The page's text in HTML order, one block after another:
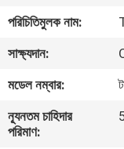
আমাদের
সম্পর্কে
কারখানা
ভ্রমণ
পরিচিতিমুলক নাম:
সাক্ষ্যদান:
মডেল নম্বার:
ন্যূনতম চাহিদার
পরিমাণ: